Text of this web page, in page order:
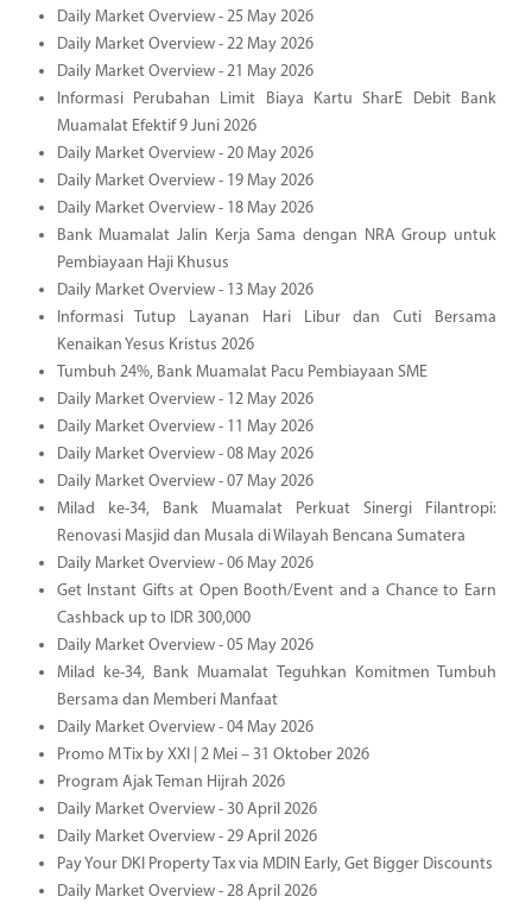
Daily Market Overview - 25 May 2026
Daily Market Overview - 22 May 2026
Daily Market Overview - 21 May 2026
Informasi Perubahan Limit Biaya Kartu SharE Debit Bank
Muamalat Efektif 9 Juni 2026
Daily Market Overview - 20 May 2026
Daily Market Overview - 19 May 2026
Daily Market Overview - 18 May 2026
Bank Muamalat Jalin Kerja Sama dengan NRA Group untuk
Pembiayaan Haji Khusus
Daily Market Overview - 13 May 2026
Informasi Tutup Layanan Hari Libur dan Cuti Bersama
Kenaikan Yesus Kristus 2026
Tumbuh 24%, Bank Muamalat Pacu Pembiayaan SME
Daily Market Overview - 12 May 2026
Daily Market Overview - 11 May 2026
Daily Market Overview - 08 May 2026
Daily Market Overview - 07 May 2026
Milad ke-34, Bank Muamalat Perkuat Sinergi Filantropi:
Renovasi Masjid dan Musala di Wilayah Bencana Sumatera
Daily Market Overview - 06 May 2026
Get Instant Gifts at Open Booth/Event and a Chance to Earn
Cashback up to IDR 300,000
Daily Market Overview - 05 May 2026
Milad ke-34, Bank Muamalat Teguhkan Komitmen Tumbuh
Bersama dan Memberi Manfaat
Daily Market Overview - 04 May 2026
Promo M Tix by XXI | 2 Mei – 31 Oktober 2026
Program Ajak Teman Hijrah 2026
Daily Market Overview - 30 April 2026
Daily Market Overview - 29 April 2026
Pay Your DKI Property Tax via MDIN Early, Get Bigger Discounts
Daily Market Overview - 28 April 2026